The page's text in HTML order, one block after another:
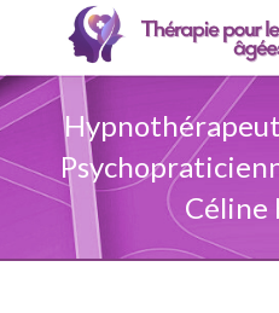
Céline